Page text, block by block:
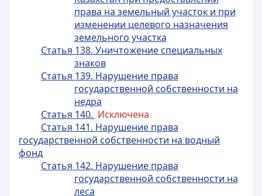
права на земельный участок и при
изменении целевого назначения
земельного участка
Статья 138. Уничтожение специальных
знаков
Статья 139. Нарушение права
государственной собственности на
недра
Статья 140. Исключена
Статья 141. Нарушение права
государственной собственности на водный
фонд
Статья 142. Нарушение права
государственной собственности на
леса